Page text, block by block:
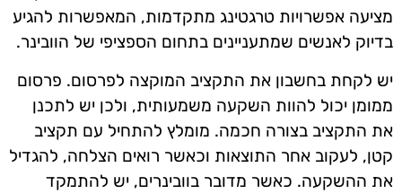
מציעה אפשרויות טרגטינג מתקדמות, המאפשרות להגיע
בדיוק לאנשים שמתעניינים בתחום הספציפי של הוובינר.
יש לקחת בחשבון את התקציב המוקצה לפרסום. פרסום
ממומן יכול להוות השקעה משמעותית, ולכן יש לתכנן
את התקציב בצורה חכמה. מומלץ להתחיל עם תקציב
קטן, לעקוב אחר התוצאות וכאשר רואים הצלחה, להגדיל
את ההשקעה. כאשר מדובר בוובינרים, יש להתמקד